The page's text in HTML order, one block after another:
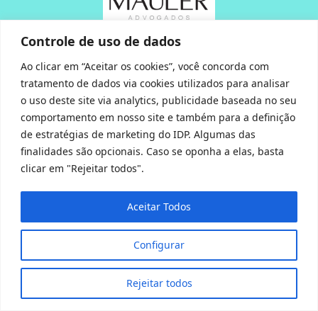
Controle de uso de dados
Ao clicar em “Aceitar os cookies”, você concorda com
tratamento de dados via cookies utilizados para analisar
o uso deste site via analytics, publicidade baseada no seu
comportamento em nosso site e também para a definição
de estratégias de marketing do IDP. Algumas das
finalidades são opcionais. Caso se oponha a elas, basta
clicar em "Rejeitar todos".
Configurar
Rejeitar todos
Aceitar Todos
O programa
acontecerá de 15 de
janeiro a 27 de
janeiro.